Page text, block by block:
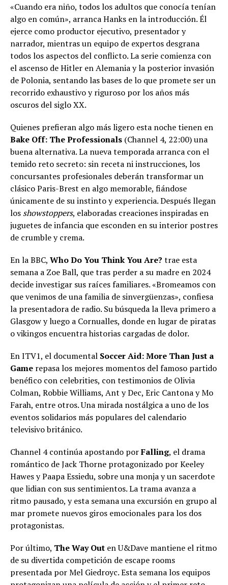
«Cuando era niño, todos los adultos que conocía tenían
algo en común», arranca Hanks en la introducción. Él
ejerce como productor ejecutivo, presentador y
narrador, mientras un equipo de expertos desgrana
todos los aspectos del conflicto. La serie comienza con
el ascenso de Hitler en Alemania y la posterior invasión
de Polonia, sentando las bases de lo que promete ser un
recorrido exhaustivo y riguroso por los años más
oscuros del siglo XX.
Quienes prefieran algo más ligero esta noche tienen en
Bake Off: The Professionals (Channel 4, 22:00) una
buena alternativa. La nueva temporada arranca con el
temido reto secreto: sin receta ni instrucciones, los
concursantes profesionales deberán transformar un
clásico Paris-Brest en algo memorable, fiándose
únicamente de su instinto y experiencia. Después llegan
los showstoppers, elaboradas creaciones inspiradas en
juguetes de infancia que esconden en su interior postres
de crumble y crema.
En la BBC, Who Do You Think You Are? trae esta
semana a Zoe Ball, que tras perder a su madre en 2024
decide investigar sus raíces familiares. «Bromeamos con
que venimos de una familia de sinvergüenzas», confiesa
la presentadora de radio. Su búsqueda la lleva primero a
Glasgow y luego a Cornualles, donde en lugar de piratas
o vikingos encuentra historias cargadas de dolor.
En ITV1, el documental Soccer Aid: More Than Just a
Game repasa los mejores momentos del famoso partido
benéfico con celebrities, con testimonios de Olivia
Colman, Robbie Williams, Ant y Dec, Eric Cantona y Mo
Farah, entre otros. Una mirada nostálgica a uno de los
eventos solidarios más populares del calendario
televisivo británico.
Channel 4 continúa apostando porFalling, el drama
romántico de Jack Thorne protagonizado por Keeley
Hawes y Paapa Essiedu, sobre una monja y un sacerdote
que lidian con sus sentimientos. La trama avanza a
ritmo pausado, y esta semana una excursión en grupo al
mar promete nuevos giros emocionales para los dos
protagonistas.
Por último, The Way Out en U&Dave mantiene el ritmo
de su divertida competición de escape rooms
presentada por Mel Giedroyc. Esta semana los equipos